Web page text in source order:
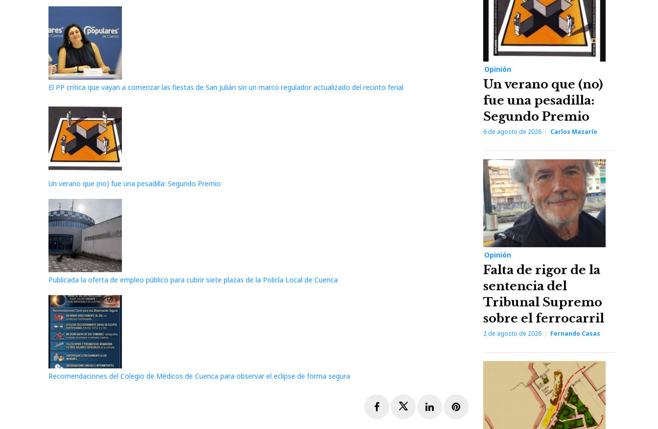
El PP critica que vayan a comenzar las fiestas de San Julián sin un marco regulador actualizado del recinto ferial
Un verano que (no) fue una pesadilla: Segundo Premio
Publicada la oferta de empleo público para cubrir siete plazas de la Policía Local de Cuenca
Recomendaciones del Colegio de Médicos de Cuenca para observar el eclipse de forma segura
FacebookTwitterLinkedInPinterest
Opinión
Un verano que (no)
fue una pesadilla:
Segundo Premio
6 de agosto de 2026 Carlos Mazarío
Opinión
Falta de rigor de la
sentencia del
Tribunal Supremo
sobre el ferrocarril
2 de agosto de 2026 Fernando Casas